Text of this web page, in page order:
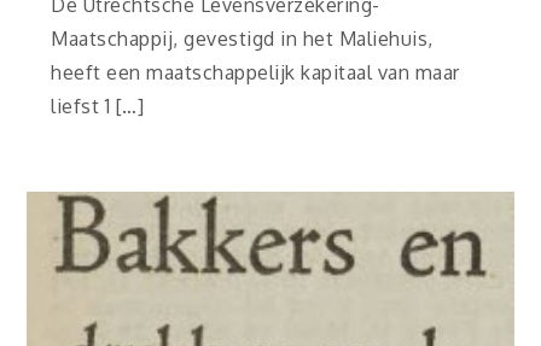
De Utrechtsche Levensverzekering-
Maatschappij, gevestigd in het Maliehuis,
heeft een maatschappelijk kapitaal van maar
liefst 1 […]